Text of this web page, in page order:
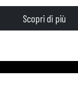
Scopri di più